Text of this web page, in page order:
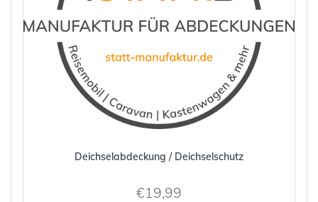
Deichselabdeckung / Deichselschutz
€19,99